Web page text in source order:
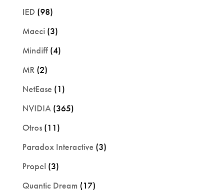
IED (98)
Maeci (3)
Mindiff(4)
MR (2)
NetEase (1)
NVIDIA(365)
Otros(11)
Paradox Interactive (3)
Propel (3)
Quantic Dream (17)